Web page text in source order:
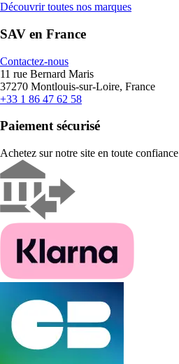
Découvrir toutes nos marques
SAV en France
Contactez-nous
11 rue Bernard Maris
37270 Montlouis-sur-Loire, France
+33 1 86 47 62 58
Paiement sécurisé
Achetez sur notre site en toute confiance